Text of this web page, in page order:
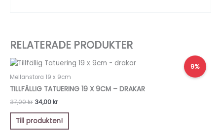
RELATERADE PRODUKTER
9%
Mellanstora 19 x 9cm
TILLFÄLLIG TATUERING 19 X 9CM – DRAKAR
37,00kr
Det
ursprungliga
priset
var:
37,00 kr.
34,00kr
Det
nuvarande
priset
är:
34,00 kr.
Till produkten!